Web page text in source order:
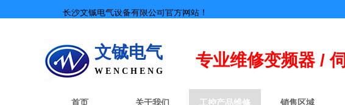
专业维修变频器 / 伺
长沙文铖电气设备有限公司官方网站！
文铖电气
W E N C H E N G
首页 关于我们 工控产品维修 销售区域